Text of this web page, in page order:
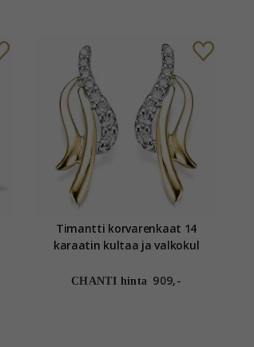
Timantti korvarenkaat 14
karaatin kultaa ja valkokul
CHANTI hinta 909,-